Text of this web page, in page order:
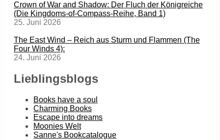
Crown of War and Shadow: Der Fluch der Königreiche
(Die Kingdoms-of-Compass-Reihe, Band 1)
25. Juni 2026
The East Wind – Reich aus Sturm und Flammen (The
Four Winds 4):
24. Juni 2026
Lieblingsblogs
Books have a soul
Charming Books
Escape into dreams
Moonies Welt
Sanne's Bookcatalogue